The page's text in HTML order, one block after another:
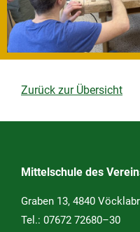
Zurück zur Übersicht
Mittelschule des
Graben 13, 4840
Tel.: 07672 72680–30